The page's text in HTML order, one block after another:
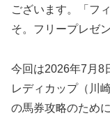
ございます。「フ
そ。フリープレゼ
今回は2026年7月8
レディカップ（川
の馬券攻略のため